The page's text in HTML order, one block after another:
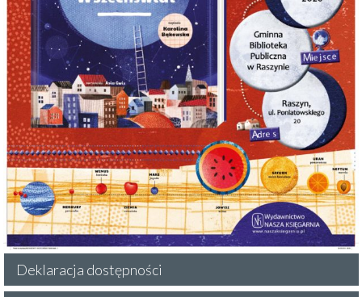
Deklaracja dostępności